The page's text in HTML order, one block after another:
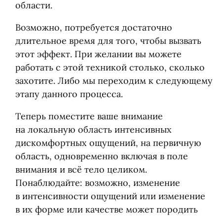
области.
Возможно, потребуется достаточно
длительное время для того, чтобы вызвать
этот эффект. При желании вы можете
работать с этой техникой столько, сколько
захотите. Либо мы переходим к следующему
этапу данного процесса.
Теперь поместите ваше внимание
на локальную область интенсивных
дискомфортных ощущений, на первичную
область, одновременно включая в поле
внимания и всё тело целиком.
Понаблюдайте: возможно, изменение
в интенсивности ощущений или изменение
в их форме или качестве может породить